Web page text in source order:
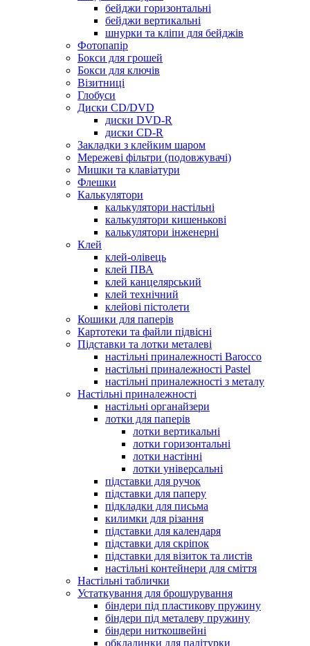
бейджи горизонтальні
бейджи вертикальні
шнурки та кліпи для бейджів
Фотопапір
Бокси для грошей
Бокси для ключів
Візитниці
Глобуси
Диски CD/DVD
диски DVD-R
диски CD-R
Закладки з клейким шаром
Мережеві фільтри (подовжувачі)
Мишки та клавіатури
Флешки
Калькулятори
калькулятори настільні
калькулятори кишенькові
калькулятори інженерні
Клей
клей-олівець
клей ПВА
клей канцелярський
клей технічний
клейові пістолети
Кошики для паперів
Картотеки та файли підвісні
Підставки та лотки металеві
настільні приналежності Barocco
настільні приналежності Pastel
настільні приналежності з металу
Настільні приналежності
настільні органайзери
лотки для паперів
лотки вертикальні
лотки горизонтальні
лотки настінні
лотки універсальні
підставки для ручок
підставки для паперу
підкладки для письма
килимки для різання
підставки для календаря
підставки для скріпок
підставки для візиток та листів
настільні контейнери для сміття
Настільні таблички
Устаткування для брошурування
біндери під пластикову пружину
біндери під металеву пружину
біндери ниткошвейні
обкладинки для палітурки